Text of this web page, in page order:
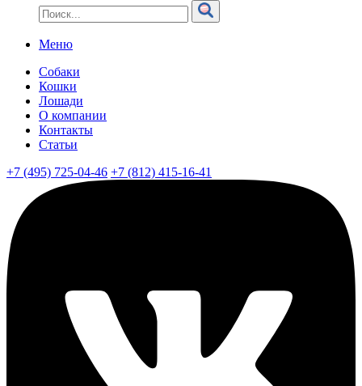
Меню
Собаки
Кошки
Лошади
О компании
Контакты
Статьи
+7 (495) 725-04-46 +7 (812) 415-16-41